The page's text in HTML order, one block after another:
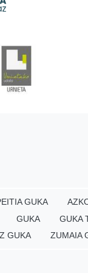
GUKA
GUKA
GUKA
GUKA
ZUMAIA